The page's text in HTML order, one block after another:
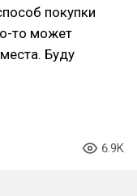
покупки
то может
Буду
6.9K